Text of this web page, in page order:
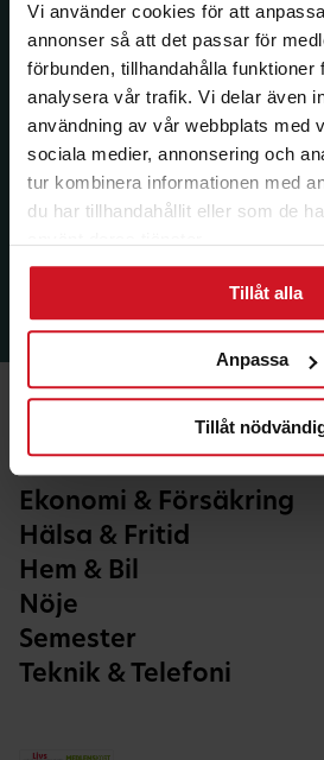
Vi använder cookies för att
annonser så att det passar för
förbunden, tillhandahålla funktioner
analysera vår trafik. Vi delar även
användning av vår webbplats med
sociala medier, annonsering och
tur kombinera informationen med
du har tillhandahållit eller som de
Tillåt alla
Anpassa
Tillåt
Ekonomi & Försäkring
Hälsa & Fritid
Hem & Bil
Nöje
Semester
Teknik & Telefoni